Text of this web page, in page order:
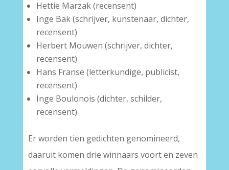
Hettie Marzak (recensent)
Inge Bak (schrijver, kunstenaar, dichter,
recensent)
Herbert Mouwen (schrijver, dichter,
recensent)
Hans Franse (letterkundige, publicist,
recensent)
Inge Boulonois (dichter, schilder,
recensent)
Er worden tien gedichten genomineerd,
daaruit komen drie winnaars voort en zeven